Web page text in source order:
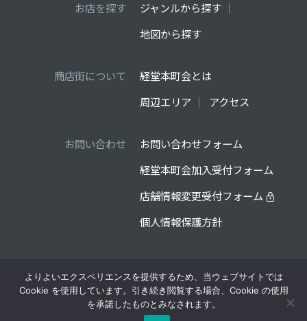
お店を探す
ジャンルから探す
地図から探す
商店街について
経堂本町会とは
周辺エリア
アクセス
お問い合わせ
お問い合わせフォーム
経堂本町会加入受付フォーム
店舗情報変更受付フォーム
個人情報保護方針
制作・運営管理：経堂本町会
©2026 経堂本町会 ALL RIGHTS RESERVED
よりよいエクスペリエンスを提供するため、当ウェブサイトでは
Cookie を使用しています。引き続き閲覧する場合、Cookie の使用
を承諾したものとみなされます。